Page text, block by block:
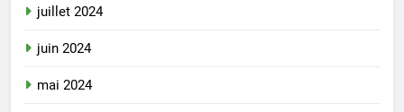
juillet 2024
juin 2024
mai 2024